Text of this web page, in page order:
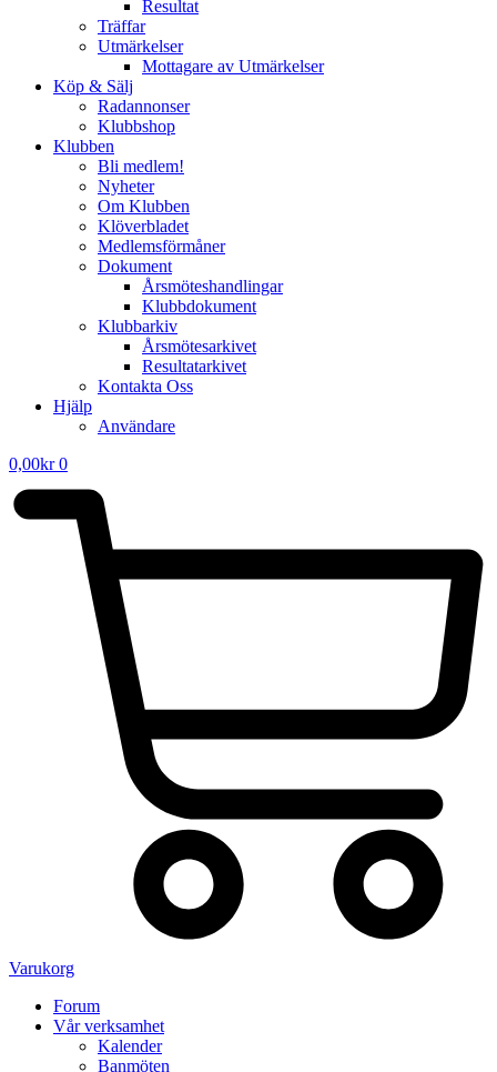
Resultat
Träffar
Utmärkelser
Mottagare av Utmärkelser
Köp & Sälj
Radannonser
Klubbshop
Klubben
Bli medlem!
Nyheter
Om Klubben
Klöverbladet
Medlemsförmåner
Dokument
Årsmöteshandlingar
Klubbdokument
Klubbarkiv
Årsmötesarkivet
Resultatarkivet
Kontakta Oss
Hjälp
Användare
0,00kr 0
Varukorg
Forum
Vår verksamhet
Kalender
Banmöten